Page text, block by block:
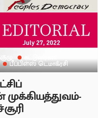
பீப்பிள்ஸ் டெமாக்ரசி
முக்கியத்துவம்-